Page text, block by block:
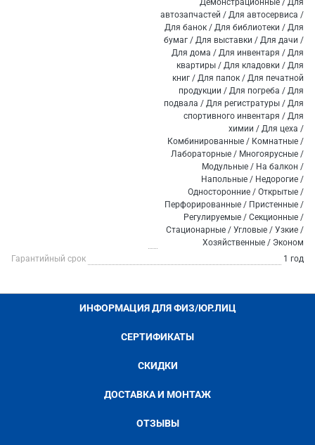
Демонстрационные / Для
автозапчастей / Для автосервиса /
Для банок / Для библиотеки / Для
бумаг / Для выставки / Для дачи /
Для дома / Для инвентаря / Для
квартиры / Для кладовки / Для
книг / Для папок / Для печатной
продукции / Для погреба / Для
подвала / Для регистратуры / Для
спортивного инвентаря / Для
химии / Для цеха /
Комбинированные / Комнатные /
Лабораторные / Многоярусные /
Модульные / На балкон /
Напольные / Недорогие /
Односторонние / Открытые /
Перфорированные / Пристенные /
Регулируемые / Секционные /
Стационарные / Угловые / Узкие /
Хозяйственные / Эконом
Гарантийный срок
1 год
ИНФОРМАЦИЯ ДЛЯ ФИЗ/ЮР.ЛИЦ
СЕРТИФИКАТЫ
СКИДКИ
ДОСТАВКА И МОНТАЖ
ОТЗЫВЫ